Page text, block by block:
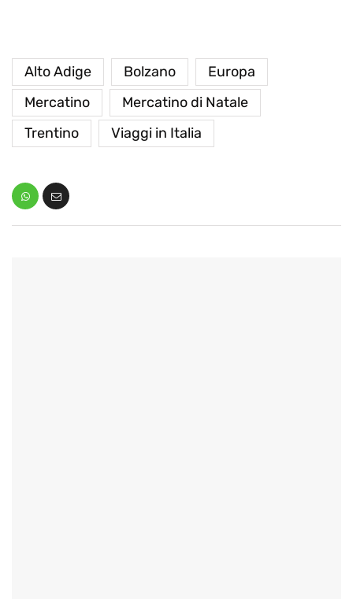
Alto Adige Bolzano
Europa
Mercatino
Mercatino di Natale
Trentino
Viaggi in Italia